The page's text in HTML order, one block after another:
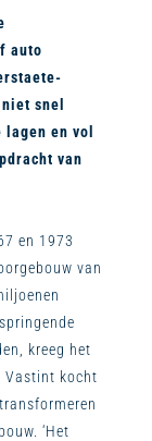
auto
snel
en vol
van
en 1973
van
kreeg het
Vastint kocht
‘Het